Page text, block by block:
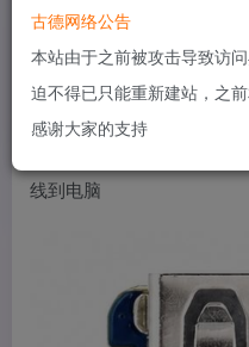
线到电脑
古德网络公告
本站由于之前被攻击导致访
迫不得已只能重新建站，之
感谢大家的支持